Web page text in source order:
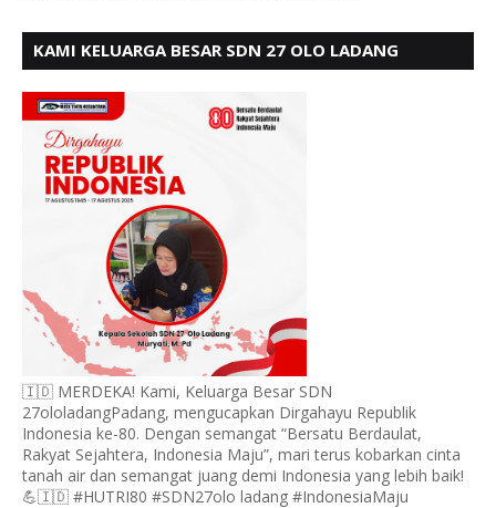
KAMI KELUARGA BESAR SDN 27 OLO LADANG
🇮🇩 MERDEKA! Kami, Keluarga Besar SDN
27ololadangPadang, mengucapkan Dirgahayu Republik
Indonesia ke-80. Dengan semangat “Bersatu Berdaulat,
Rakyat Sejahtera, Indonesia Maju”, mari terus kobarkan cinta
tanah air dan semangat juang demi Indonesia yang lebih baik!
💪🇮🇩 #HUTRI80 #SDN27olo ladang #IndonesiaMaju